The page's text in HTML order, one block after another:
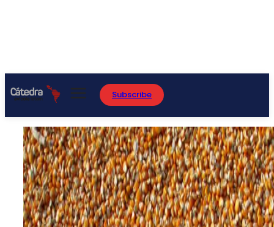
Subscribe